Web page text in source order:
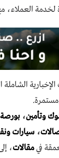
لخدمة العملاء،
وتأمين،
، سيارات
فيمقالات،